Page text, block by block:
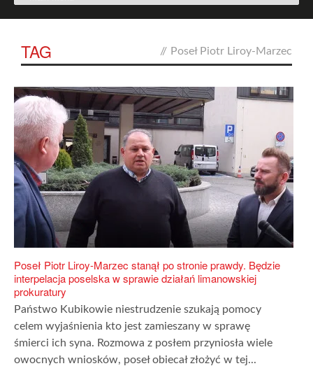
TAG // Poseł Piotr Liroy-Marzec
Poseł Piotr Liroy-Marzec stanął po stronie prawdy. Będzie
interpelacja poselska w sprawie działań limanowskiej
prokuratury
Państwo Kubikowie niestrudzenie szukają pomocy
celem wyjaśnienia kto jest zamieszany w sprawę
śmierci ich syna. Rozmowa z posłem przyniosła wiele
owocnych wniosków, poseł obiecał złożyć w tej...